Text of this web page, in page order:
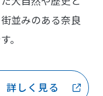
並みのある奈良
。
詳しく見る